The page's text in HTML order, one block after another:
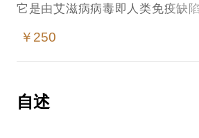
它是由艾滋病病毒即人类免疫缺
体，能破坏人体的免疫系统，令
法。
恐艾症也叫艾滋病恐惧症，患者怀
￥250
自述